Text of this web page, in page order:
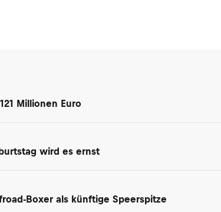
Millionen Euro
wird es ernst
Boxer als künftige Speerspitze